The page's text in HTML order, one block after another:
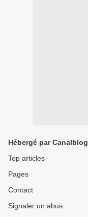
Hébergé par Canalblog
Top articles
Pages
Contact
Signaler un abus